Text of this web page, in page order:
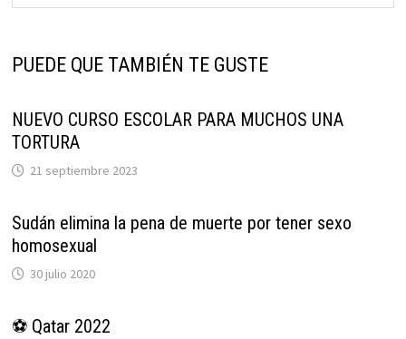
PUEDE QUE TAMBIÉN TE GUSTE
NUEVO CURSO ESCOLAR PARA MUCHOS UNA
TORTURA
21 septiembre 2023
Sudán elimina la pena de muerte por tener sexo
homosexual
30 julio 2020
⚽ Qatar 2022